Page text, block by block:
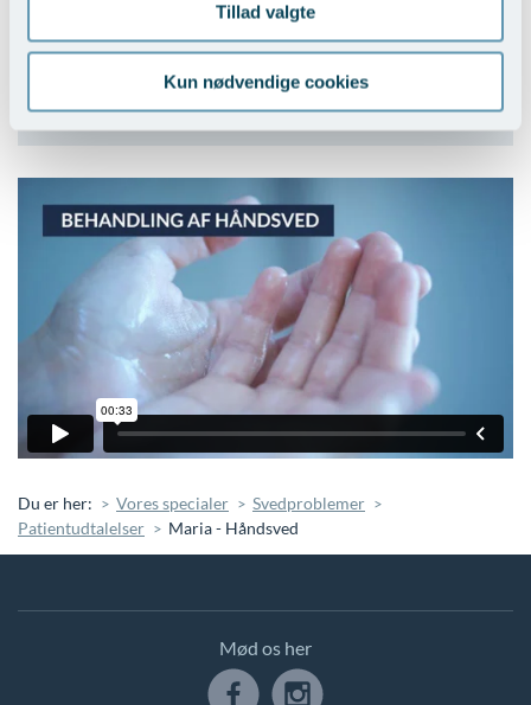
Tillad valgte
Kun nødvendige cookies
Du er her: Vores specialer
Svedproblemer
Patientudtalelser
Maria - Håndsved
Mød os her